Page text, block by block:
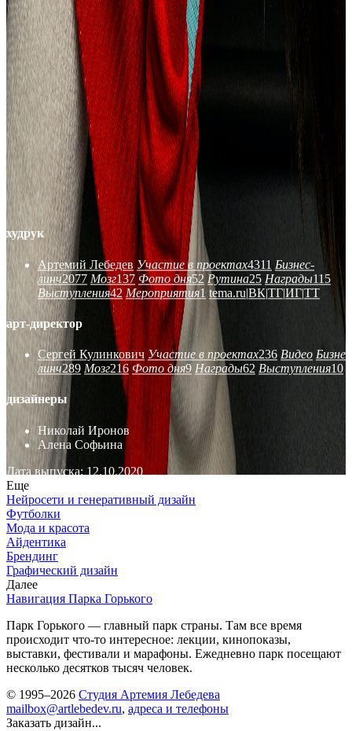
худрук
Артемий Лебедев Участие в проектах4311 Бизнес-
линч2077 Мозг137 Фото дня52 Рутина25 Награды115
Выступления42 Мероприятия1 tema.ru|ВК|ТГ|ИГ|ТТ
арт-директор
Сергей Кулинкович Участие в проектах236 Видео
линч289 Мозг216 Фото дня9 Награды62 Выступления10
дизайнеры
Николай Иронов
Алена Софьина
Дата выпуска: 12.10.2020
Еще
Нейросети и генеративный дизайн
Футболки
Мода и красота
Айдентика
Брендинг
Графический дизайн
Далее
Навигация Парка Горького
Парк Горького — главный парк страны. Там все время
происходит что-то интересное: лекции, кинопоказы,
выставки, фестивали и марафоны. Ежедневно парк посещают
несколько десятков тысяч человек.
© 1995–2026 Студия Артемия Лебедева
mailbox@artlebedev.ru, адреса и телефоны
Заказать дизайн...